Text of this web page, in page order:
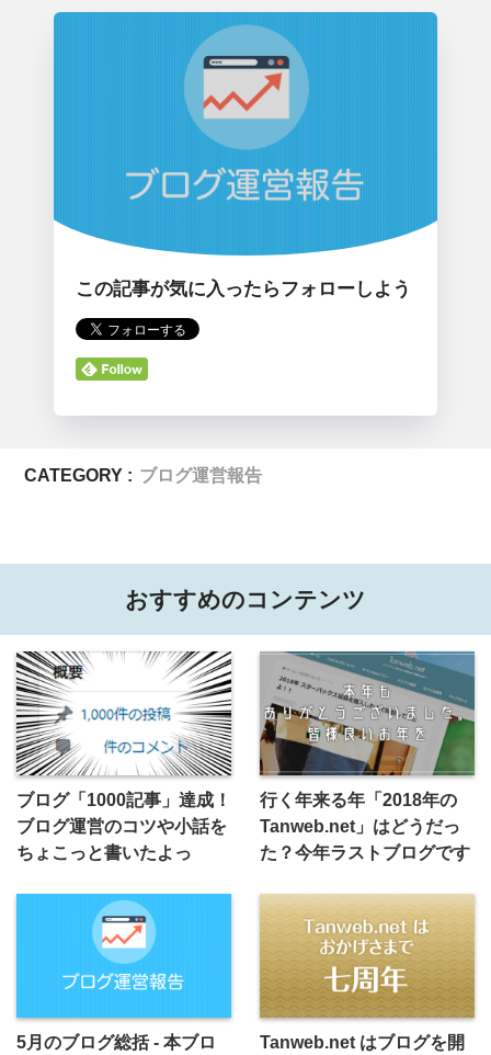
この記事が気に入ったらフォローしよう
CATEGORY : ブログ運営報告
おすすめのコンテンツ
ブログ「1000記事」達成！
ブログ運営のコツや小話を
ちょこっと書いたよっ
行く年来る年「2018年の
Tanweb.net」はどうだっ
た？今年ラストブログです
5月のブログ総括 - 本ブロ Tanweb.net はブログを開